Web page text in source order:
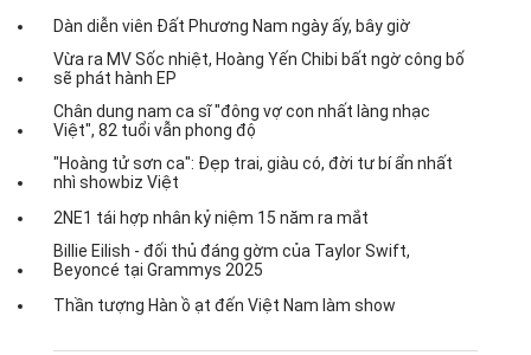
Dàn diễn viên Đất Phương Nam ngày ấy, bây giờ
Vừa ra MV Sốc nhiệt, Hoàng Yến Chibi bất ngờ công bố
sẽ phát hành EP
Chân dung nam ca sĩ "đông vợ con nhất làng nhạc
Việt", 82 tuổi vẫn phong độ
"Hoàng tử sơn ca": Đẹp trai, giàu có, đời tư bí ẩn nhất
nhì showbiz Việt
2NE1 tái hợp nhân kỷ niệm 15 năm ra mắt
Billie Eilish - đối thủ đáng gờm của Taylor Swift,
Beyoncé tại Grammys 2025
Thần tượng Hàn ồ ạt đến Việt Nam làm show